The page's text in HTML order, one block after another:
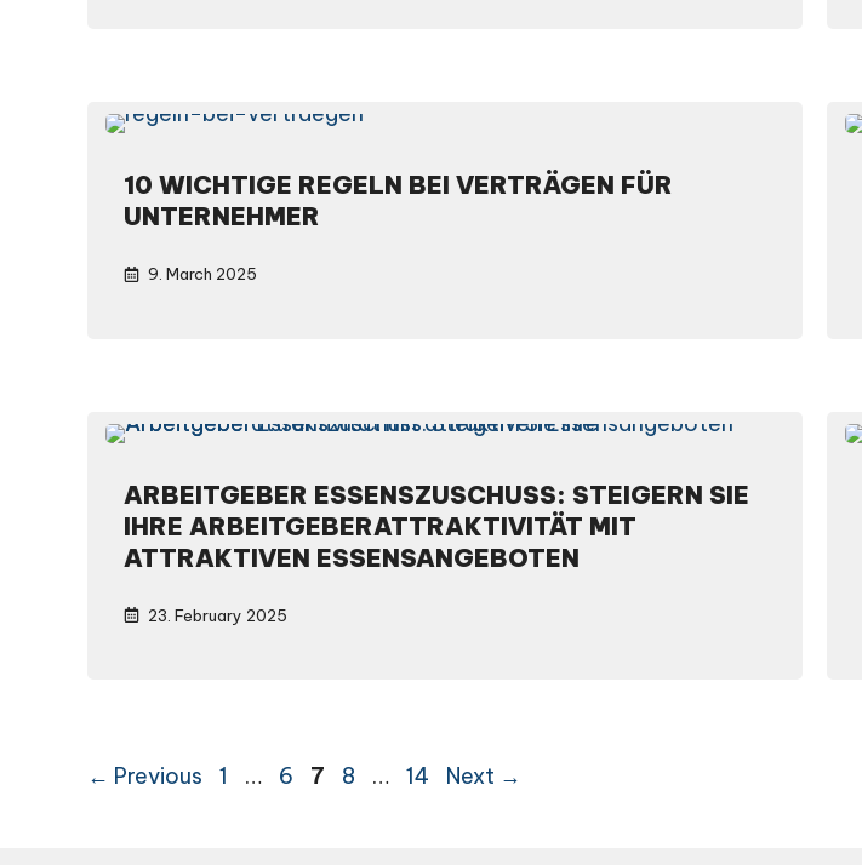
10 WICHTIGE REGELN BEI VERTRÄGEN FÜR
UNTERNEHMER
9. March 2025
ARBEITGEBER ESSENSZUSCHUSS: STEIGERN SIE
IHRE ARBEITGEBERATTRAKTIVITÄT MIT
ATTRAKTIVEN ESSENSANGEBOTEN
23. February 2025
← Previous Page
1 … Page
6 Page
7 Page
8 … Page
14 Next →